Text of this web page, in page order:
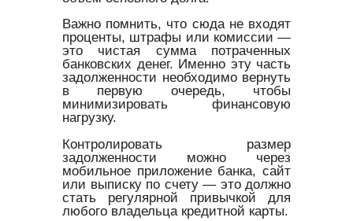
Важно помнить, что сюда не входят
проценты, штрафы или комиссии —
это чистая сумма потраченных
банковских денег. Именно эту часть
задолженности необходимо вернуть
в первую очередь, чтобы
минимизировать финансовую
нагрузку.
Контролировать размер
задолженности можно через
мобильное приложение банка, сайт
или выписку по счету — это должно
стать регулярной привычкой для
любого владельца кредитной карты.